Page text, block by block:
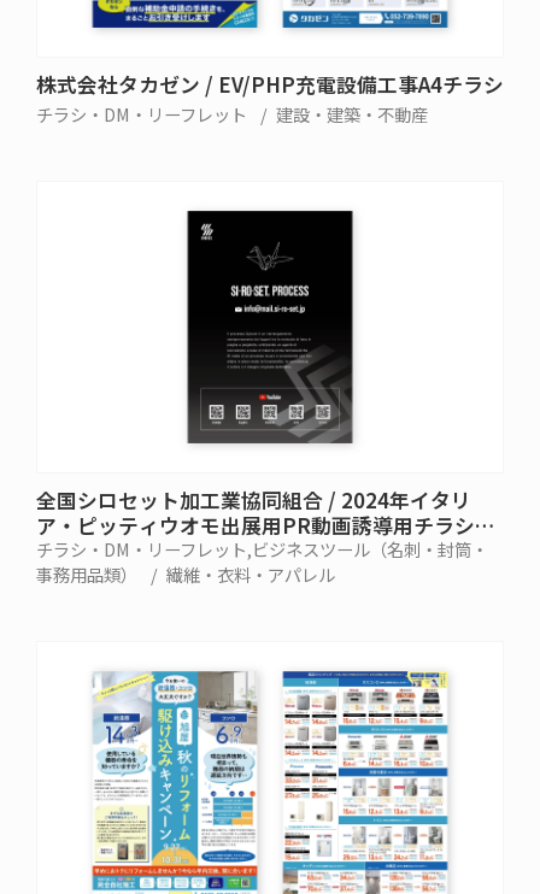
株式会社タカゼン / EV/PHP充電設備工事A4チラシ
チラシ・DM・リーフレット 建設・建築・不動産
全国シロセット加工業協同組合 / 2024年イタリ
ア・ピッティウオモ出展用PR動画誘導用チラシ・
カードデザイン
チラシ・DM・リーフレット ビジネスツール（名刺・封筒・
事務用品類）
繊維・衣料・アパレル